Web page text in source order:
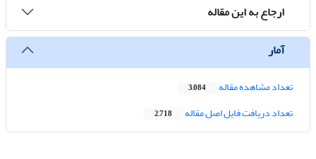
ارجاع به این مقاله
آمار
تعداد مشاهده مقاله 3,084
تعداد دریافت فایل اصل مقاله 2,718